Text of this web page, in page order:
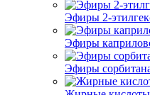
Эфиры 2-
Эфиры
Эфиры